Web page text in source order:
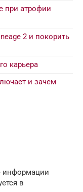
при атрофии
2 и покорить
карьера
и зачем
информации
в